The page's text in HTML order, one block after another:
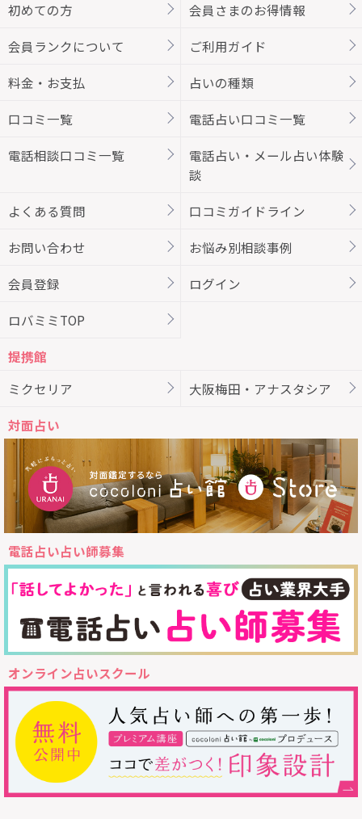
初めての方
会員さまのお得情報
会員ランクについて ご利用ガイド
料金・お支払 占いの種類
口コミ一覧 電話占い口コミ一覧
電話相談口コミ一覧
電話占い・メール占い体験
談
よくある質問 口コミガイドライン
お問い合わせ お悩み別相談事例
会員登録 ログイン
ロバミミTOP
提携館
ミクセリア
大阪梅田・アナスタシア
対面占い
電話占い占い師募集
オンライン占いスクール